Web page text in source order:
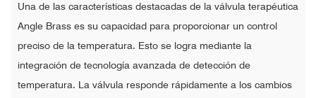
Una de las características destacadas de la válvula terapéutica
Angle Brass es su capacidad para proporcionar un control
preciso de la temperatura. Esto se logra mediante la
integración de tecnología avanzada de detección de
temperatura. La válvula responde rápidamente a los cambios